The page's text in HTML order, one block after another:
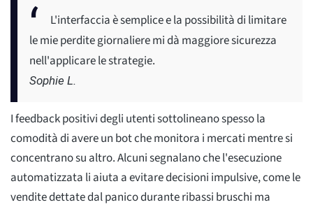
L'interfaccia è semplice e la possibilità di limitare
le mie perdite giornaliere mi dà maggiore sicurezza
nell'applicare le strategie.
Sophie L.
I feedback positivi degli utenti sottolineano spesso la
comodità di avere un bot che monitora i mercati mentre si
concentrano su altro. Alcuni segnalano che l'esecuzione
automatizzata li aiuta a evitare decisioni impulsive, come le
vendite dettate dal panico durante ribassi bruschi ma